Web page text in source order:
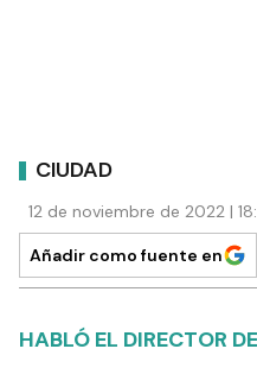
CIUDAD
12 de noviembre de 2022 |
Añadir como fuente en
HABLÓ EL DIRECTOR